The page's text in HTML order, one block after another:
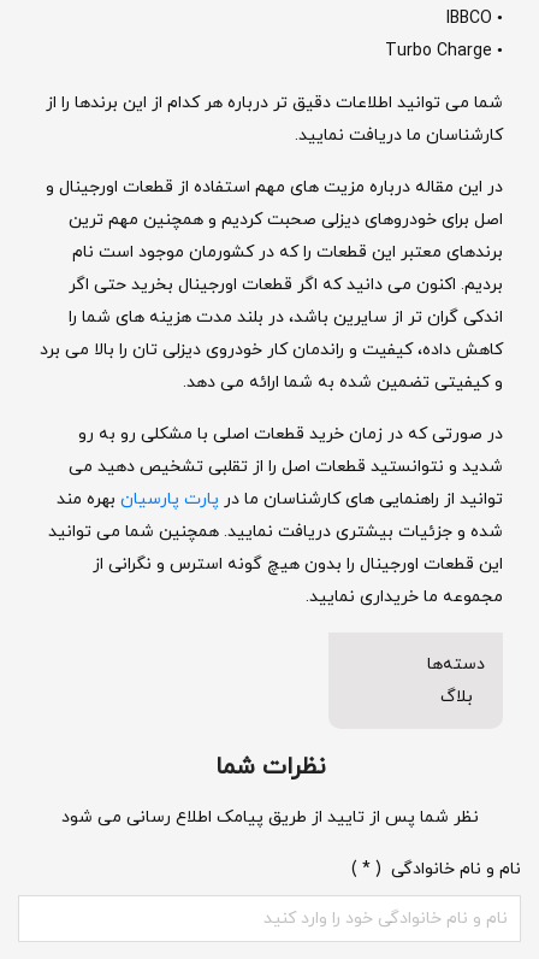
• IBBCO
• Turbo Charge
شما می توانید اطلاعات دقیق تر درباره هر کدام از این برندها را از
کارشناسان ما دریافت نمایید.
در این مقاله درباره مزیت های مهم استفاده از قطعات اورجینال و
اصل برای خودروهای دیزلی صحبت کردیم و همچنین مهم ترین
برندهای معتبر این قطعات را که در کشورمان موجود است نام
بردیم. اکنون می دانید که اگر قطعات اورجینال بخرید حتی اگر
اندکی گران تر از سایرین باشد، در بلند مدت هزینه های شما را
کاهش داده، کیفیت و راندمان کار خودروی دیزلی تان را بالا می برد
و کیفیتی تضمین شده به شما ارائه می دهد.
در صورتی که در زمان خرید قطعات اصلی با مشکلی رو به رو
شدید و نتوانستید قطعات اصل را از تقلبی تشخیص دهید می
توانید از راهنمایی های کارشناسان ما در پارت پارسیان بهره مند
شده و جزئیات بیشتری دریافت نمایید. همچنین شما می توانید
این قطعات اورجینال را بدون هیچ گونه استرس و نگرانی از
مجموعه ما خریداری نمایید.
دسته‌ها
بلاگ
نظرات شما
نظر شما پس از تایید از طریق پیامک اطلاع رسانی می شود
نام و نام خانوادگی ( * )